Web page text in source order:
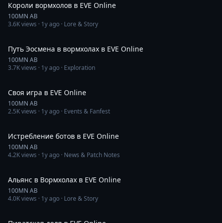
Короли вормхолов в EVE Online
100MN AB
3.6Kviews · 1y ago · Lore & Story
Путь Эосмена в вормхолах в EVE Online
100MN AB
3.7Kviews · 1y ago · Exploration
Своя игра в EVE Online
100MN AB
2.5Kviews · 1y ago · Events & Fanfest
Истребление ботов в EVE Online
100MN AB
4.2Kviews · 1y ago · News & Patch Notes
Альянс в Вормхолах в EVE Online
100MN AB
4.0Kviews · 1y ago · Lore & Story